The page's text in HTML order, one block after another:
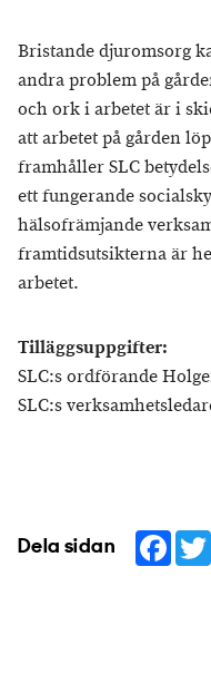
Bristande djuromsorg
andra problem på
och ork i arbetet är i
att arbetet på gården
framhåller SLC
ett fungerande
hälsofrämjande
framtidsutsikterna är
arbetet.
Tilläggsuppgifter:
SLC:s ordförande
SLC:s
Dela sidan